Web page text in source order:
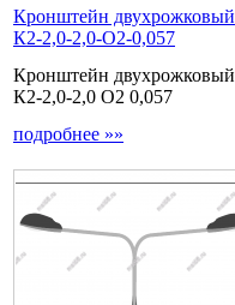
Кронштейн двухрожковый
К2-2,0-2,0-О2-0,057
Кронштейн двухрожковый
К2-2,0-2,0 О2 0,057
подробнее »»